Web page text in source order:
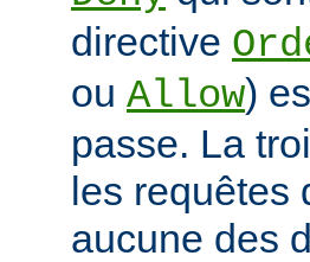
directive
ou Allow)
passe. La
les requêtes
aucune des